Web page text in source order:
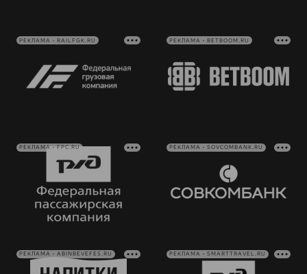
РЕКЛАМА • RAILFGK.RU РЕКЛАМА • BETBOOM.RU
РЕКЛАМА • FPC.RU РЕКЛАМА • SOVCOMBANK.RU
РЕКЛАМА • ABINBEVEFES.RU РЕКЛАМА • SMARTTRAVEL.RU